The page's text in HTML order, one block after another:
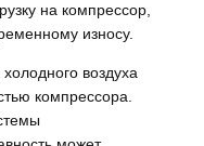
на компрессор,
износу.
воздуха
компрессора.